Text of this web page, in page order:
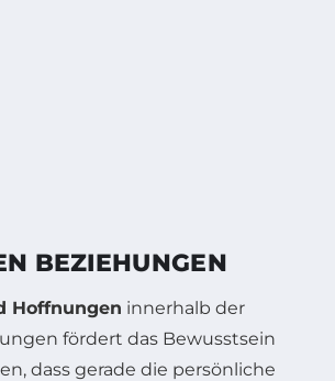
BEZIEHUNGEN
Hoffnungen innerhalb der
fördert das Bewusstsein
dass gerade die persönliche